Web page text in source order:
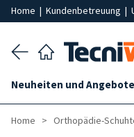
Home | Kundenbetreuung |
Neuheiten und Angebote
Home Orthopädie-